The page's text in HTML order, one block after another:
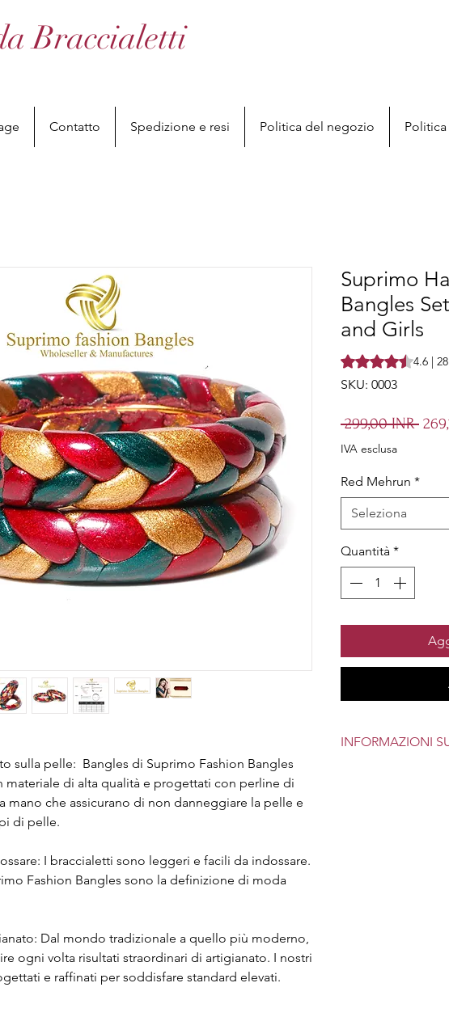
Braccialetti
Contatto Spedizione e resi Politica del negozio
sulla pelle: Bangles di Suprimo Fashion Bangles
materiale di alta qualità e progettati con perline di
mano che assicurano di non danneggiare la pelle e
di pelle.
I braccialetti sono leggeri e facili da indossare.
Fashion Bangles sono la definizione di moda
Dal mondo tradizionale a quello più moderno,
ogni volta risultati straordinari di artigianato. I nostri
e raffinati per soddisfare standard elevati.
Suprimo
Bangles
and Girls
Sulla base di 28
4.6 |
SKU: 0003
299,00 INR
IVA esclusa
Red Mehrun *
Seleziona
Quantità *
INFORMAZIONI